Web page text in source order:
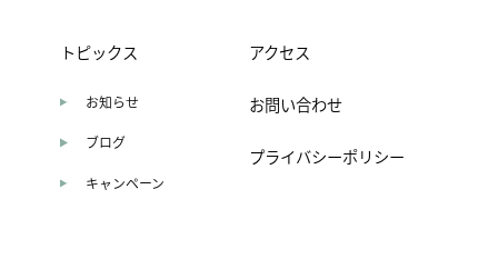
トピックス
お知らせ
ブログ
キャンペーン
アクセス
お問い合わせ
プライバシーポリシー